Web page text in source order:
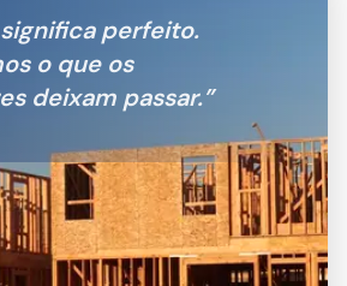
perfeito.
o que os
deixam passar.”